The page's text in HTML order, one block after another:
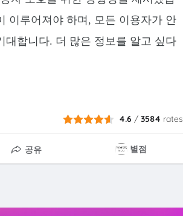
이루어져야 하며, 모든 이용자가 안
대합니다. 더 많은 정보를 알고 싶다
4.6 /3584 rates
공유 별점